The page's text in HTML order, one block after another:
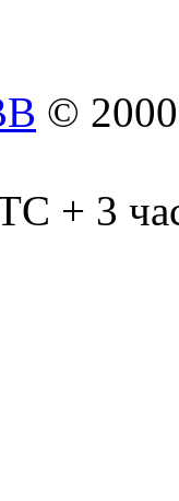
©
+ 3